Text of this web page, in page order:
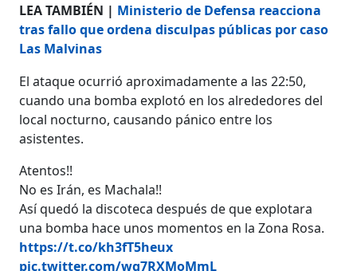
LEA TAMBIÉN | Ministerio de Defensa reacciona
tras fallo que ordena disculpas públicas por caso
Las Malvinas
El ataque ocurrió aproximadamente a las 22:50,
cuando una bomba explotó en los alrededores del
local nocturno, causando pánico entre los
asistentes.
Atentos!!
No es Irán, es Machala!!
Así quedó la discoteca después de que explotara
una bomba hace unos momentos en la Zona Rosa.
https://t.co/kh3fT5heux
pic.twitter.com/wg7RXMoMmL